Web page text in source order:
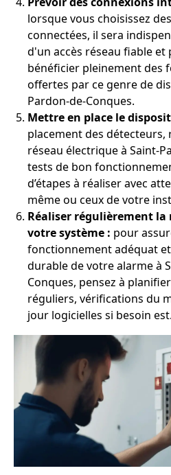
lorsque vous choisissez
connectées, il sera
d'un accès réseau fiable
bénéficier pleinement des
offertes par ce genre de
Pardon-de-Conques.
Mettre en place le
placement des détecteurs,
réseau électrique à Saint-
tests de bon
d’étapes à réaliser avec
même ou ceux de votre
Réaliser régulièrement la
votre système : pour
fonctionnement adéquat
durable de votre alarme à
Conques, pensez à
réguliers, vérifications du
jour logicielles si besoin est.